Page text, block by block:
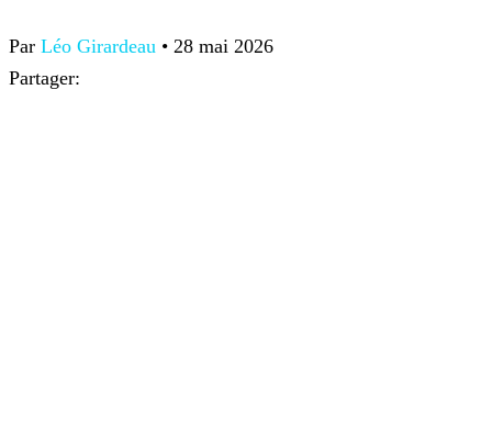
Par Léo Girardeau • 28 mai 2026
Partager: